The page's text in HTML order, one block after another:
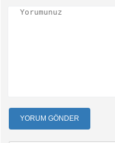
YORUM GÖNDER